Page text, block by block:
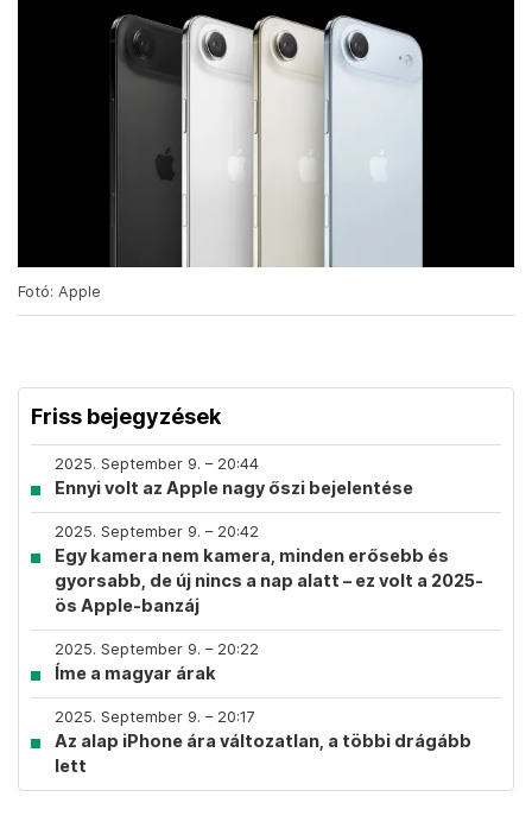
Fotó: Apple
Friss bejegyzések
2025. September 9. – 20:44
Ennyi volt az Apple nagy őszi bejelentése
2025. September 9. – 20:42
Egy kamera nem kamera, minden erősebb és
gyorsabb, de új nincs a nap alatt – ez volt a 2025-
ös Apple-banzáj
2025. September 9. – 20:22
Íme a magyar árak
2025. September 9. – 20:17
Az alap iPhone ára változatlan, a többi drágább
lett